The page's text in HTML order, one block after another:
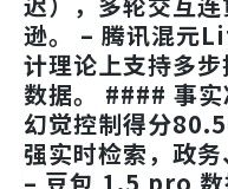
逊。 – 腾讯混元
计理论上支持多
数据。 #### 事
幻觉控制得分
强实时检索，政务
– 豆包 1.5 pro